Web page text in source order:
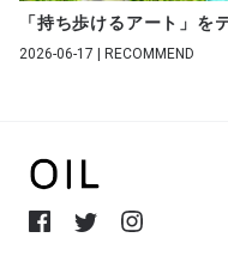
「持ち歩けるアート」を
2026-06-17 | RECOMMEND